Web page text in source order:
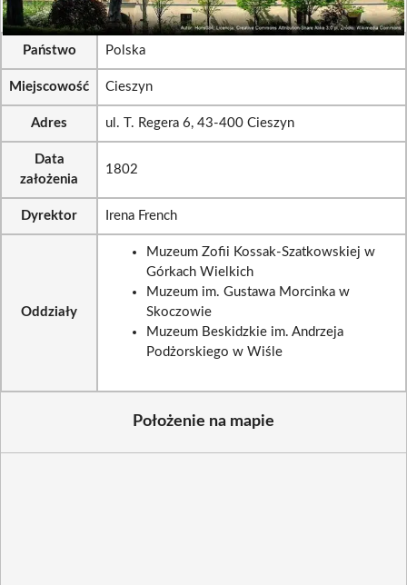
Państwo Polska
Miejscowość Cieszyn
Adres ul. T. Regera 6, 43-400 Cieszyn
Data
założenia
1802
Dyrektor Irena French
Oddziały
Muzeum Zofii Kossak-Szatkowskiej w
Górkach Wielkich
Muzeum im. Gustawa Morcinka w
Skoczowie
Muzeum Beskidzkie im. Andrzeja
Podżorskiego w Wiśle
Położenie na mapie